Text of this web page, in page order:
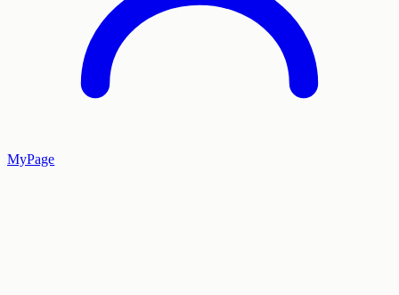
MyPage